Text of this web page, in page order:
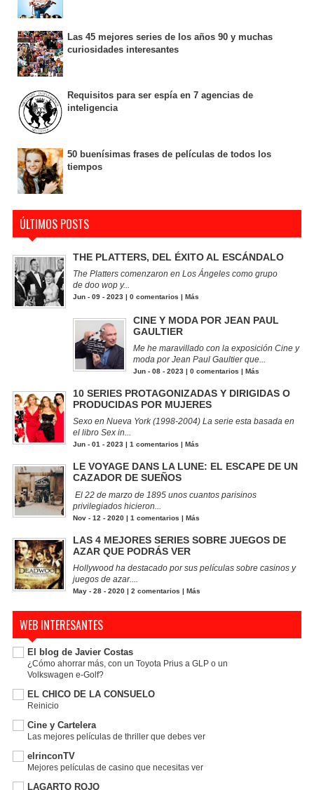
Las 45 mejores series de los años 90 y muchas
curiosidades interesantes
Requisitos para ser espía en 7 agencias de
inteligencia
50 buenísimas frases de películas de todos los
tiempos
ÚLTIMOS POSTS
THE PLATTERS, DEL ÉXITO AL ESCÁNDALO
The Platters comenzaron en Los Ángeles como grupo
de doo wop y...
Jun - 09 - 2023 | 0 comentarios | Más
CINE Y MODA POR JEAN PAUL
GAULTIER
Me he maravillado con la exposición Cine y
moda por Jean Paul Gaultier que...
Jun - 08 - 2023 | 0 comentarios | Más
10 SERIES PROTAGONIZADAS Y DIRIGIDAS O
PRODUCIDAS POR MUJERES
Sexo en Nueva York (1998-2004) La serie esta basada en
el libro Sex in...
Jun - 01 - 2023 | 1 comentarios Más
LE VOYAGE DANS LA LUNE: EL ESCAPE DE UN
CAZADOR DE SUEÑOS
El 22 de marzo de 1895 unos cuantos parisinos
privilegiados hicieron...
Nov - 12 - 2020 | 1 comentarios | Más
LAS 4 MEJORES SERIES SOBRE JUEGOS DE
AZAR QUE PODRÁS VER
Hollywood ha destacado por sus películas sobre casinos y
juegos de azar....
May - 28 - 2020 | 2 comentarios | Más
WEB INTERESANTES
El blog de Javier Costas
¿Cómo ahorrar más, con un Toyota Prius a GLP o un
Volkswagen e-Golf?
EL CHICO DE LA CONSUELO
Reinicio
Cine y Cartelera
Las mejores películas de thriller que debes ver
elrinconTV
Mejores películas de casino que necesitas ver
LAGARTO ROJO